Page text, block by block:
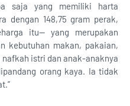
saja yang memiliki harta
dengan 148,75 gram perak,
itu— yang merupakan
kebutuhan makan, pakaian,
istri dan anak-anaknya
orang kaya. Ia tidak